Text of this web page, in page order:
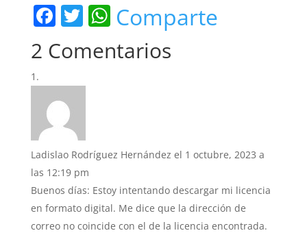
F
a
c
e
b
o
o
k
T
itt
er
W
h
at
p
Comparte
2 Comentarios
Ladislao Rodríguez Hernández el 1 octubre, 2023 a
las 12:19 pm
Buenos días: Estoy intentando descargar mi licencia
en formato digital. Me dice que la dirección de
correo no coincide con el de la licencia encontrada.